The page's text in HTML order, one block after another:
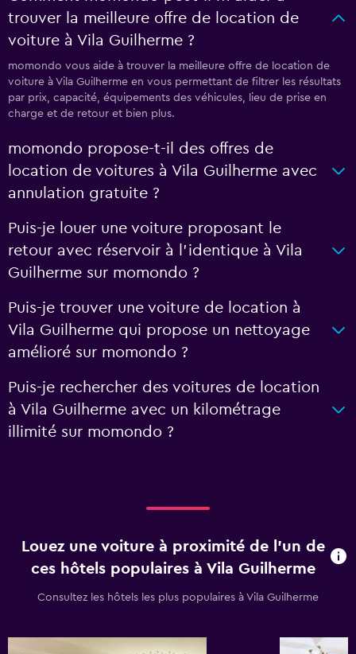
trouver la meilleure offre de location de
voiture à Vila Guilherme ?
momondo vous aide à trouver la meilleure offre de location de
voiture à Vila Guilherme en vous permettant de filtrer les résultats
par prix, capacité, équipements des véhicules, lieu de prise en
charge et de retour et bien plus.
momondo propose-t-il des offres de
location de voitures à Vila Guilherme avec
annulation gratuite ?
Puis-je louer une voiture proposant le
retour avec réservoir à l’identique à Vila
Guilherme sur momondo ?
Puis-je trouver une voiture de location à
Vila Guilherme qui propose un nettoyage
amélioré sur momondo ?
Puis-je rechercher des voitures de location
à Vila Guilherme avec un kilométrage
illimité sur momondo ?
Louez une voiture à proximité de l’un de
ces hôtels populaires à Vila Guilherme
Consultez les hôtels les plus populaires à Vila Guilherme